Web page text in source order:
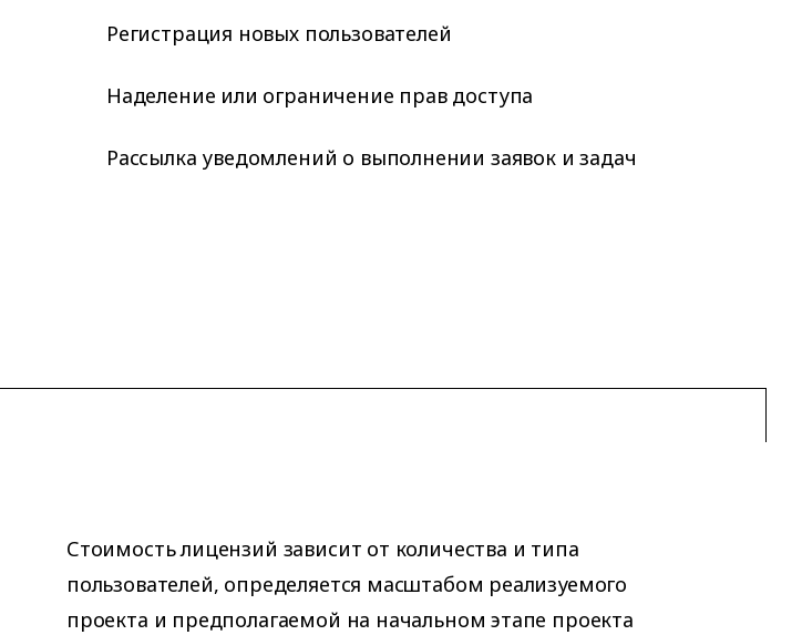
Регистрация новых пользователей
Наделение или ограничение прав доступа
Рассылка уведомлений о выполнении заявок и задач
Стоимость лицензий зависит от количества и типа
пользователей, определяется масштабом реализуемого
проекта и предполагаемой на начальном этапе проекта